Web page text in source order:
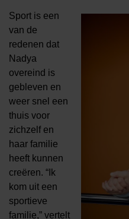
Sport is een
van de
redenen dat
Nadya
overeind is
gebleven en
weer snel een
thuis voor
zichzelf en
haar familie
heeft kunnen
creëren. “Ik
kom uit een
sportieve
familie,” vertelt